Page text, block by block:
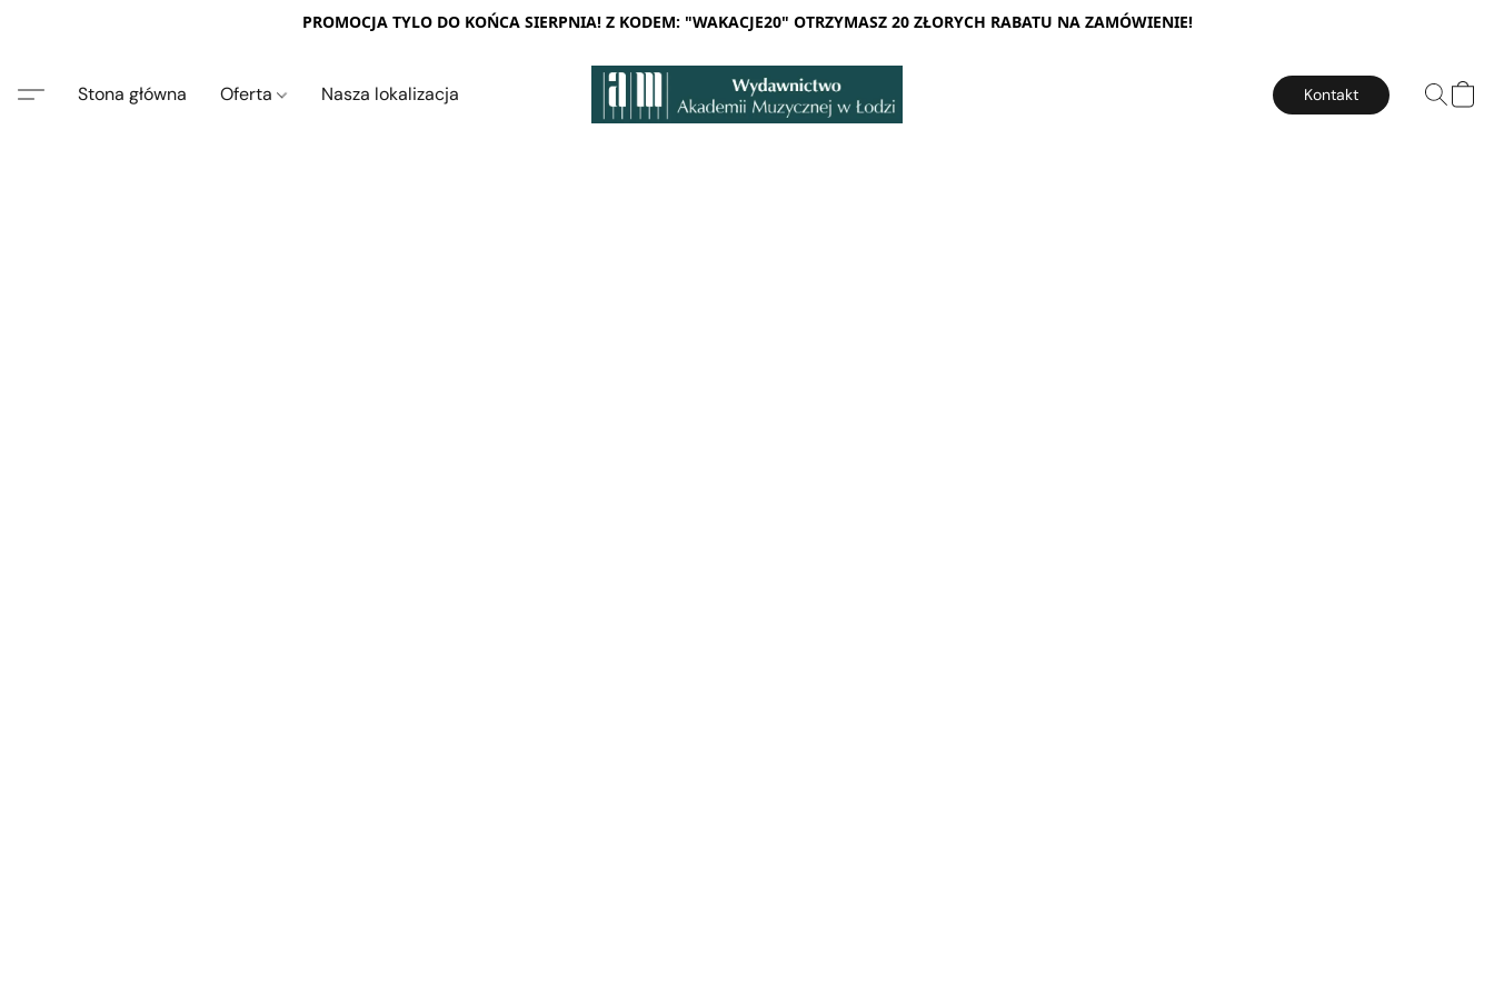
PROMOCJA TYLO DO KOŃCA SIERPNIA! Z KODEM: "WAKACJE20" OTRZYMASZ 20 ZŁORYCH RABATU NA ZAMÓWIENIE!
Stona główna Oferta Nasza lokalizacja Kontakt